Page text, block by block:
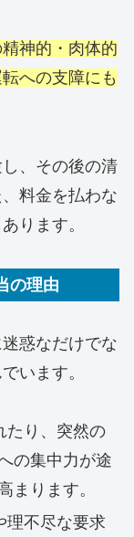
神的・肉体的
への支障にも
、その後の清
料金を払わな
ります。
の理由
惑なだけでな
います。
たり、突然の
の集中力が途
まります。
理不尽な要求